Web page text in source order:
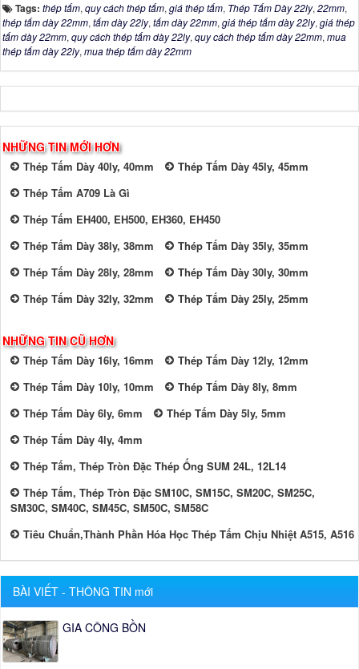
Tags: thép tấm, quy cách thép tấm, giá thép tấm, Thép Tấm Dày 22ly, 22mm,
thép tấm dày 22mm, tấm dày 22ly, tấm dày 22mm, giá thép tấm dày 22ly, giá thép
tấm dày 22mm, quy cách thép tấm dày 22ly, quy cách thép tấm dày 22mm, mua
thép tấm dày 22ly, mua thép tấm dày 22mm
NHỮNG TIN MỚI HƠN
Thép Tấm Dày 40ly, 40mm
Thép Tấm Dày 45ly, 45mm
Thép Tấm A709 Là Gì
Thép Tấm EH400, EH500, EH360, EH450
Thép Tấm Dày 38ly, 38mm
Thép Tấm Dày 35ly, 35mm
Thép Tấm Dày 28ly, 28mm
Thép Tấm Dày 30ly, 30mm
Thép Tấm Dày 32ly, 32mm
Thép Tấm Dày 25ly, 25mm
NHỮNG TIN CŨ HƠN
Thép Tấm Dày 16ly, 16mm
Thép Tấm Dày 12ly, 12mm
Thép Tấm Dày 10ly, 10mm
Thép Tấm Dày 8ly, 8mm
Thép Tấm Dày 6ly, 6mm
Thép Tấm Dày 5ly, 5mm
Thép Tấm Dày 4ly, 4mm
Thép Tấm, Thép Tròn Đặc Thép Ống SUM 24L, 12L14
Thép Tấm, Thép Tròn Đặc SM10C, SM15C, SM20C, SM25C,
SM30C, SM40C, SM45C, SM50C, SM58C
Tiêu Chuẩn,Thành Phần Hóa Học Thép Tấm Chịu Nhiệt A515, A516
BÀI VIẾT - THÔNG TIN mới
GIA CÔNG BỒN